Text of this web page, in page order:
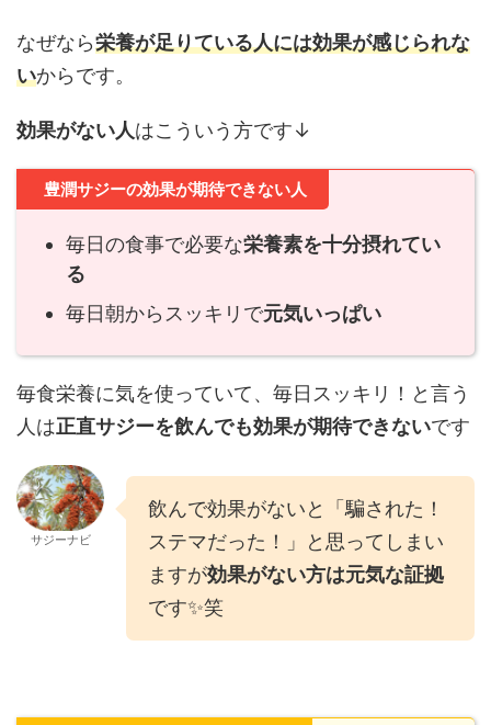
なぜなら栄養が足りている人には効果が感じられな
いからです。
効果がない人はこういう方です↓
豊潤サジーの効果が期待できない人
毎日の食事で必要な栄養素を十分摂れてい
る
毎日朝からスッキリで元気いっぱい
毎食栄養に気を使っていて、毎日スッキリ！と言う
人は正直サジーを飲んでも効果が期待できないです
サジーナビ
飲んで効果がないと「騙された！
ステマだった！」と思ってしまい
ますが効果がない方は元気な証拠
です✨笑